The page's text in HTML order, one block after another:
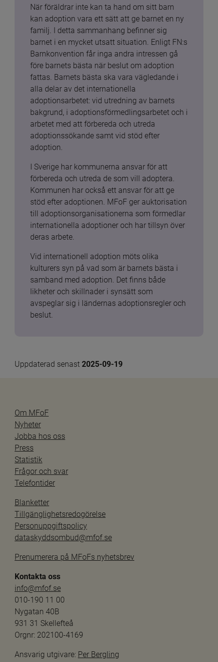
När föräldrar inte kan ta hand om sitt barn
kan adoption vara ett sätt att ge barnet en ny
familj. I detta sammanhang befinner sig
barnet i en mycket utsatt situation. Enligt FN:s
Barnkonvention får inga andra intressen gå
före barnets bästa när beslut om adoption
fattas. Barnets bästa ska vara vägledande i
alla delar av det internationella
adoptionsarbetet: vid utredning av barnets
bakgrund, i adoptionsförmedlingsarbetet och i
arbetet med att förbereda och utreda
adoptionssökande samt vid stöd efter
adoption.
I Sverige har kommunerna ansvar för att
förbereda och utreda de som vill adoptera.
Kommunen har också ett ansvar för att ge
stöd efter adoptionen. MFoF ger auktorisation
till adoptionsorganisationerna som förmedlar
internationella adoptioner och har tillsyn över
deras arbete.
Vid internationell adoption möts olika
kulturers syn på vad som är barnets bästa i
samband med adoption. Det finns både
likheter och skillnader i synsätt som
avspeglar sig i ländernas adoptionsregler och
beslut.
Uppdaterad senast 2025-09-19
Om MFoF
Nyheter
Jobba hos oss
Press
Statistik
Frågor och svar
Telefontider
Blanketter
Tillgänglighetsredogörelse
Personuppgiftspolicy
dataskyddsombud@mfof.se
Prenumerera på MFoFs nyhetsbrev
Kontakta oss
info@mfof.se
010-190 11 00
Nygatan 40B
931 31 Skellefteå
Orgnr: 202100-4169
Ansvarig utgivare: Per Bergling